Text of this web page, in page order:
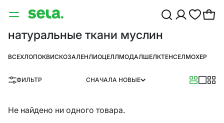
натуральные ткани муслин
ВСЕХЛОПОКВИСКОЗАЛЕНЛИОЦЕЛЛМОДАЛШЕЛКТЕНСЕЛМОХЕР
ФИЛЬТР СНАЧАЛА НОВЫЕ
Не найдено ни одного товара.